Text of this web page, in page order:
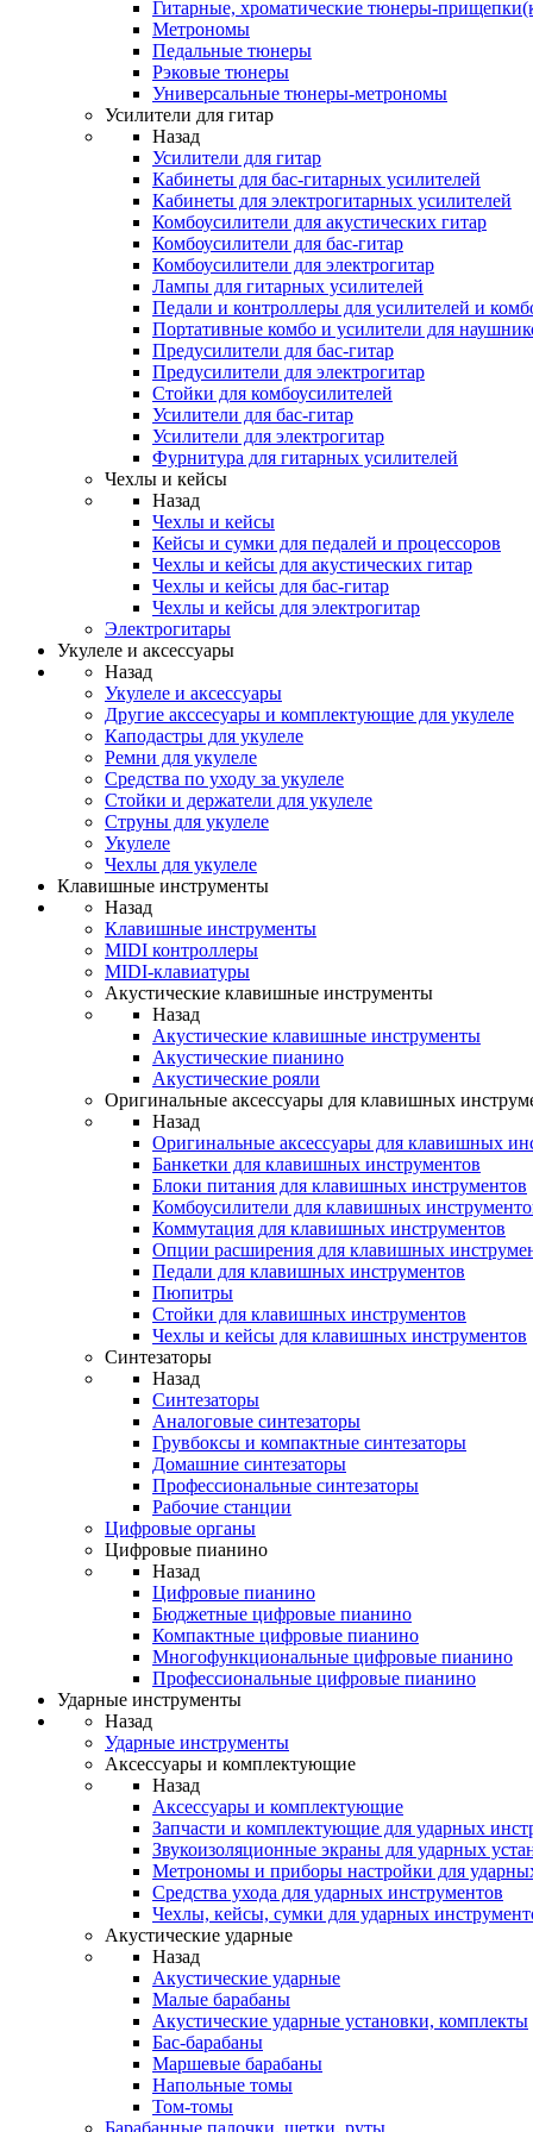
Гитарные, хроматические тюнеры-
Метрономы
Педальные тюнеры
Рэковые тюнеры
Универсальные тюнеры-метрономы
Усилители для гитар
Назад
Усилители для гитар
Кабинеты для бас-гитарных усилителей
Кабинеты для электрогитарных усилителей
Комбоусилители для акустических гитар
Комбоусилители для бас-гитар
Комбоусилители для электрогитар
Лампы для гитарных усилителей
Педали и контроллеры для усилителей и
Портативные комбо и усилители для
Предусилители для бас-гитар
Предусилители для электрогитар
Стойки для комбоусилителей
Усилители для бас-гитар
Усилители для электрогитар
Фурнитура для гитарных усилителей
Чехлы и кейсы
Назад
Чехлы и кейсы
Кейсы и сумки для педалей и процессоров
Чехлы и кейсы для акустических гитар
Чехлы и кейсы для бас-гитар
Чехлы и кейсы для электрогитар
Электрогитары
Укулеле и аксессуары
Назад
Укулеле и аксессуары
Другие акссесуары и комплектующие для укулеле
Каподастры для укулеле
Ремни для укулеле
Средства по уходу за укулеле
Стойки и держатели для укулеле
Струны для укулеле
Укулеле
Чехлы для укулеле
Клавишные инструменты
Назад
Клавишные инструменты
MIDI контроллеры
MIDI-клавиатуры
Акустические клавишные инструменты
Назад
Акустические клавишные инструменты
Акустические пианино
Акустические рояли
Оригинальные аксессуары для клавишных
Назад
Оригинальные аксессуары для клавишных
Банкетки для клавишных инструментов
Блоки питания для клавишных инструментов
Комбоусилители для клавишных
Коммутация для клавишных инструментов
Опции расширения для клавишных
Педали для клавишных инструментов
Пюпитры
Стойки для клавишных инструментов
Чехлы и кейсы для клавишных инструментов
Синтезаторы
Назад
Синтезаторы
Аналоговые синтезаторы
Грувбоксы и компактные синтезаторы
Домашние синтезаторы
Профессиональные синтезаторы
Рабочие станции
Цифровые органы
Цифровые пианино
Назад
Цифровые пианино
Бюджетные цифровые пианино
Компактные цифровые пианино
Многофункциональные цифровые пианино
Профессиональные цифровые пианино
Ударные инструменты
Назад
Ударные инструменты
Аксессуары и комплектующие
Назад
Аксессуары и комплектующие
Запчасти и комплектующие для ударных
Звукоизоляционные экраны для ударных
Метрономы и приборы настройки для
Средства ухода для ударных инструментов
Чехлы, кейсы, сумки для ударных
Акустические ударные
Назад
Акустические ударные
Mалые барабаны
Акустические ударные установки, комплекты
Бас-барабаны
Маршевые барабаны
Напольные томы
Том-томы
Барабанные палочки, щетки, руты